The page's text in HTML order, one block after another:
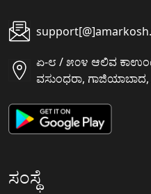
ಏ-೮ / ೫೦೪ ಆಲಿವ
ವಸುಂಧರಾ, ಗಾಜಿಯಾಬಾದ,
ಸಂಸ್ಥೆ